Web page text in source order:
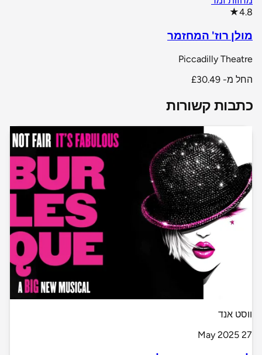
4.8
★
מולן רוז' המחזמר
Piccadilly Theatre
החל מ- £30.49
כתבות קשורות
ווסט אנד
27 May 2025